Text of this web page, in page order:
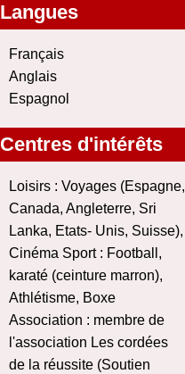
Langues
Français
Anglais
Espagnol
Centres d'intérêts
Loisirs : Voyages (Espagne,
Canada, Angleterre, Sri
Lanka, Etats- Unis, Suisse),
Cinéma Sport : Football,
karaté (ceinture marron),
Athlétisme, Boxe
Association : membre de
l'association Les cordées
de la réussite (Soutien